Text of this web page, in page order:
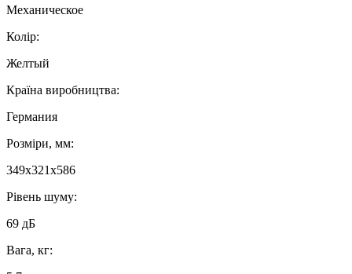
Механическое
Колір:
Желтый
Країна виробництва:
Германия
Розміри, мм:
349x321x586
Рівень шуму:
69 дБ
Вага, кг: